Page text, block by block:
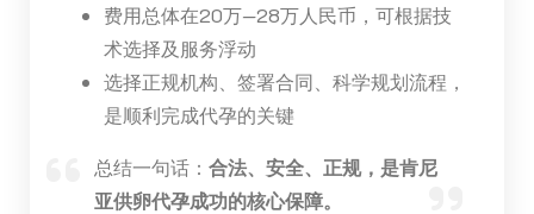
费用总体在20万—28万人民币，可根据技
术选择及服务浮动
选择正规机构、签署合同、科学规划流程，
是顺利完成代孕的关键
总结一句话： 合法、安全、正规，是肯尼
亚供卵代孕成功的核心保障。